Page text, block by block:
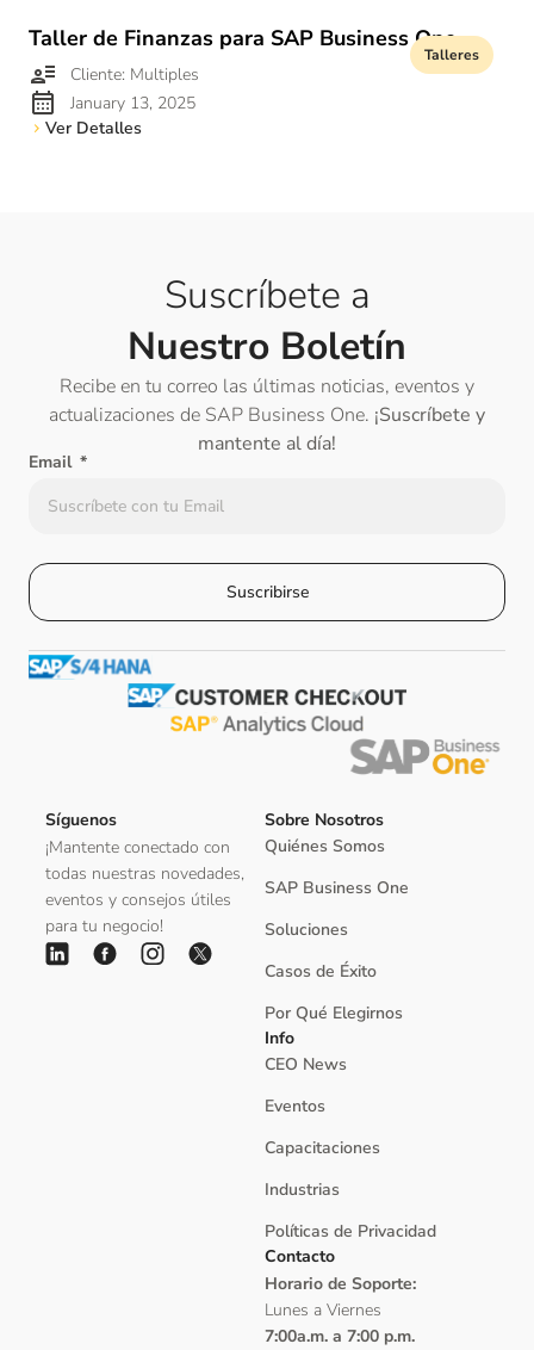
Talleres
Taller de Finanzas para SAP Business One
Cliente: Multiples
January 13, 2025
Ver Detalles
Suscríbete a
Nuestro Boletín
Recibe en tu correo las últimas noticias, eventos y
actualizaciones de SAP Business One. ¡Suscríbete y
mantente al día!
Email
Suscribirse
Síguenos
¡Mantente conectado con
todas nuestras novedades,
eventos y consejos útiles
para tu negocio!
Sobre Nosotros
Quiénes Somos
SAP Business One
Soluciones
Casos de Éxito
Por Qué Elegirnos
Info
CEO News
Eventos
Capacitaciones
Industrias
Políticas de Privacidad
Contacto
Horario de Soporte:
Lunes a Viernes
7:00a.m. a 7:00 p.m.